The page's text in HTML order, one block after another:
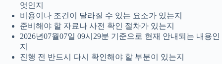
엇인지
비용이나 조건이 달라질 수 있는 요소가 있는지
준비해야 할 자료나 사전 확인 절차가 있는지
2026년07월07일 09시29분 기준으로 현재 안내되는 내용인
지
진행 전 반드시 다시 확인해야 할 부분이 있는지